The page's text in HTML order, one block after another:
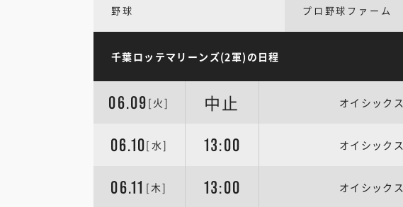
野球 プロ野球ファーム
千葉ロッテマリーンズ(2軍)の日程
06.09 [火] 中止 オイシックス
06.10[水] 13:00 オイシックス
06.11 [木] 13:00 オイシックス